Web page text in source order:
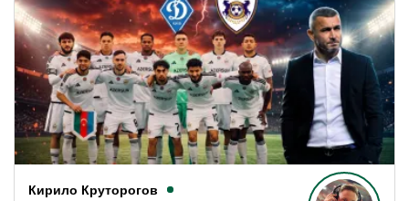
Кирило Круторогов